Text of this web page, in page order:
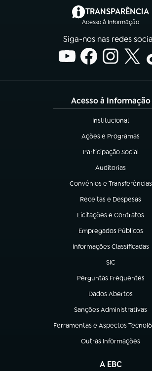
TRANSPARÊNCIA
Acesso à Informação
(abre em
Siga-nos nas redes
Acesso à Informação
Institucional
(abre em nova aba)
Ações e Programas
(abre em nova aba)
Participação Social
(abre em nova aba)
Auditorias
(abre em nova aba)
Convênios e Transferências
(abre em nova aba)
Receitas e Despesas
(abre em nova aba)
Licitações e Contratos
(abre em nova aba)
Empregados Públicos
(abre em nova aba)
Informações Classificadas
(abre em nova aba)
SIC
(abre em nova
Perguntas Frequentes
(abre em nova aba)
Dados Abertos
(abre em nova aba)
Sanções Administrativas
(abre em nova aba)
Ferramentas e Aspectos
(abre em nova aba)
Outras Informações
(abre em nova aba)
A EBC